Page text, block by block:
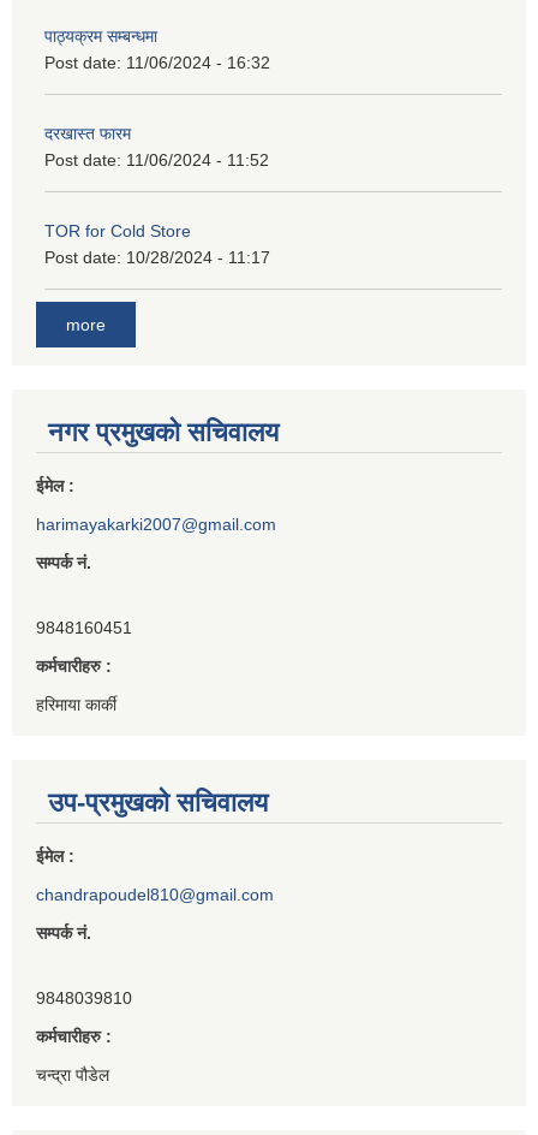
पाठ्यक्रम सम्बन्धमा
Post date: 11/06/2024 - 16:32
दरखास्त फारम
Post date: 11/06/2024 - 11:52
TOR for Cold Store
Post date: 10/28/2024 - 11:17
more
नगर प्रमुखको सचिवालय
ईमेल :
harimayakarki2007@gmail.com
सम्पर्क नं.
9848160451
कर्मचारीहरु :
हरिमाया कार्की
उप-प्रमुखको सचिवालय
ईमेल :
chandrapoudel810@gmail.com
सम्पर्क नं.
9848039810
कर्मचारीहरु :
चन्द्रा पौडेल